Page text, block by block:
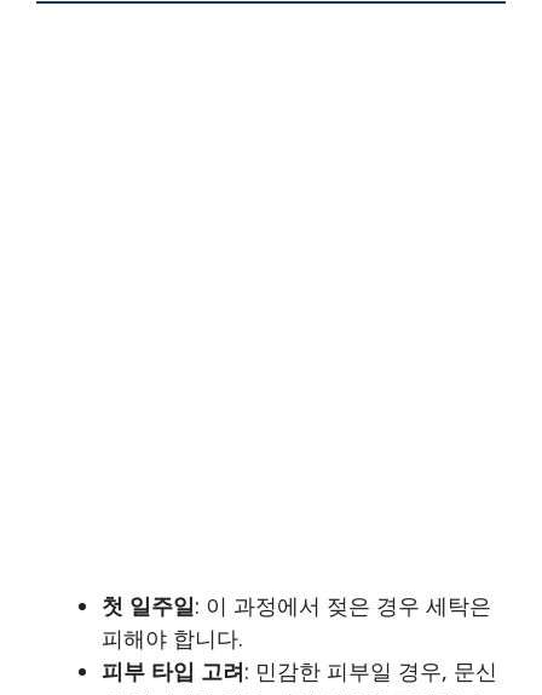
첫 일주일: 이 과정에서 젖은 경우 세탁은
피해야 합니다.
피부 타입 고려: 민감한 피부일 경우, 문신